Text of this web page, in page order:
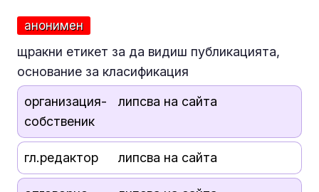
анонимен
щракни етикет за да видиш публикацията,
основание за класификация
организация-
собственик
липсва на сайта
гл.редактор липсва на сайта